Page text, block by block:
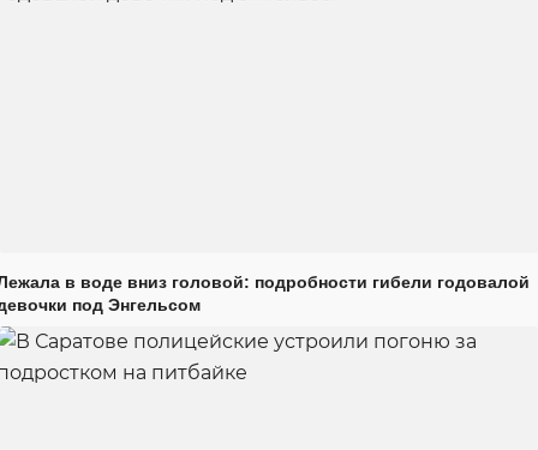
в воде вниз головой: подробности гибели годовалой
под Энгельсом